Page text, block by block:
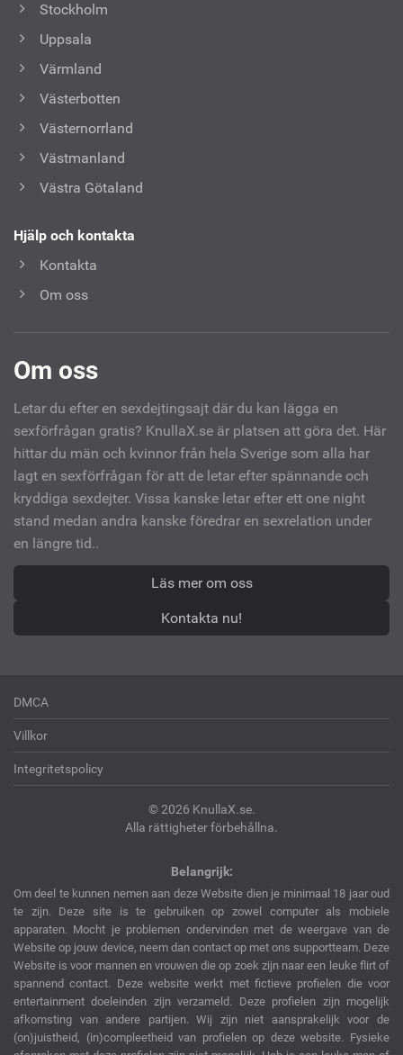
Stockholm
Uppsala
Värmland
Västerbotten
Västernorrland
Västmanland
Västra Götaland
Hjälp och kontakta
Kontakta
Om oss
Om oss
Letar du efter en sexdejtingsajt där du kan lägga en
sexförfrågan gratis? KnullaX.se är platsen att göra det. Här
hittar du män och kvinnor från hela Sverige som alla har
lagt en sexförfrågan för att de letar efter spännande och
kryddiga sexdejter. Vissa kanske letar efter ett one night
stand medan andra kanske föredrar en sexrelation under
en längre tid..
Läs mer om oss
Kontakta nu!
DMCA
Villkor
Integritetspolicy
© 2026 KnullaX.se.
Alla rättigheter förbehållna.
Belangrijk:
Om deel te kunnen nemen aan deze Website dien je minimaal 18 jaar oud
te zijn. Deze site is te gebruiken op zowel computer als mobiele
apparaten. Mocht je problemen ondervinden met de weergave van de
Website op jouw device, neem dan contact op met ons supportteam. Deze
Website is voor mannen en vrouwen die op zoek zijn naar een leuke flirt of
spannend contact. Deze website werkt met fictieve profielen die voor
entertainment doeleinden zijn verzameld. Deze profielen zijn mogelijk
afkomsting van andere partijen. Wij zijn niet aansprakelijk voor de
(on)juistheid, (in)compleetheid van profielen op deze website. Fysieke